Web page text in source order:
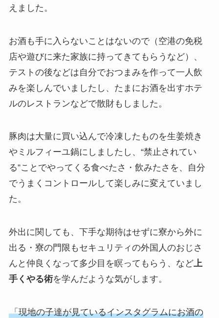
えました。
お酒も手に入らないことはないので（空港の免税
店や遊びに来た家族に持ってきてもらうなど）、
テストの後などは自分でおつまみを作って一人飲
みを楽しんでいましたし、たまにお酒を出すホテ
ルのレストランなどで散財もしました。
豚肉は大量に買い込んで冷凍したものを生姜焼き
やミルフィーユ鍋にしましたし、“禁止されてい
る”ことでやってくる食べたさ・飲みたさを、自分
でうまくコントロールして楽しみに変えていまし
た。
外出に関しても、下手な期待はせずに寮から外に
出る・寮の門限もセキュリティの外国人のおじさ
んと仲良くなって多少目を瞑ってもらう、など上
手くやる術を学んだような気がします。
「現地の子達が見ているインスタグラムにお酒の